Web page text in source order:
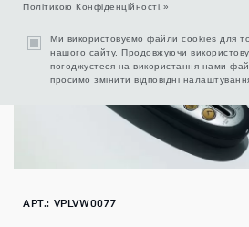
Політикою Конфіденційності.»
Ми використовуємо файли cookies для
нашого сайту. Продовжуючи
погоджуєтеся на використання нами
просимо змінити відповідні
АРТ.: VPLVW0077